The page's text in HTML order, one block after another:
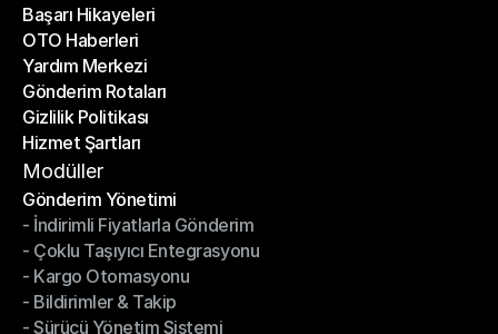
Son Bloglar
Başarı Hikayeleri
Başarı Hikayeleri
OTO Haberleri
OTO Haberleri
Yardım Merkezi
Yardım Merkezi
Gönderim Rotaları
Gönderim Rotaları
Gizlilik Politikası
Gizlilik Politikası
Hizmet Şartları
Hizmet Şartları
Modüller
Gönderim Yönetimi
Gönderim Yönetimi
- İndirimli Fiyatlarla Gönderim
- İndirimli Fiyatlarla Gönderim
- Çoklu Taşıyıcı Entegrasyonu
- Çoklu Taşıyıcı Entegrasyonu
- Kargo Otomasyonu
- Kargo Otomasyonu
- Bildirimler & Takip
- Bildirimler & Takip
- Sürücü Yönetim Sistemi